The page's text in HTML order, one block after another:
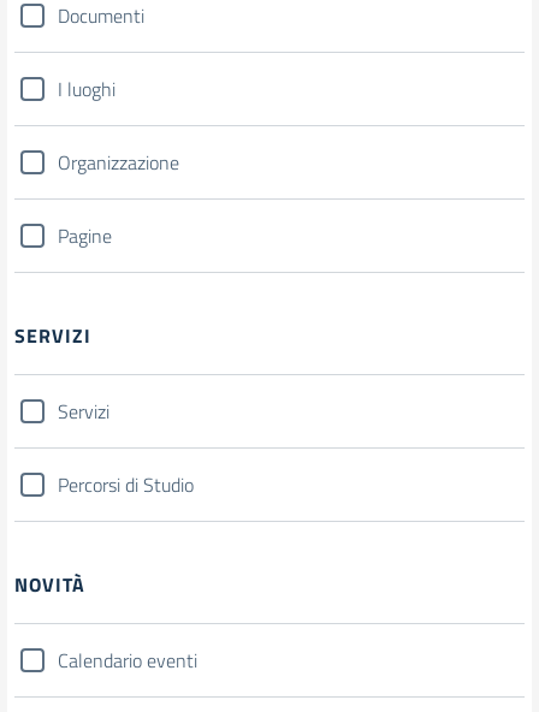
Documenti
I luoghi
Organizzazione
Pagine
SERVIZI
Servizi
Percorsi di Studio
NOVITÀ
Calendario eventi